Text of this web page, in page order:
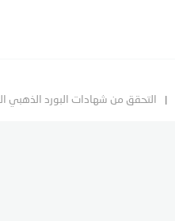
التحقق من شهادات البورد الذهبي